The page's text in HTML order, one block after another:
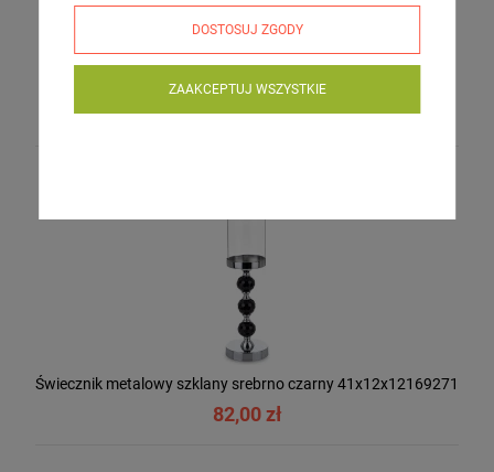
Świecznik metalowy szklany srebrny 34x12x12 169275
69,99 zł
Świecznik metalowy szklany srebrno czarny 41x12x12169271
82,00 zł
DOSTOSUJ ZGODY
ZAAKCEPTUJ WSZYSTKIE